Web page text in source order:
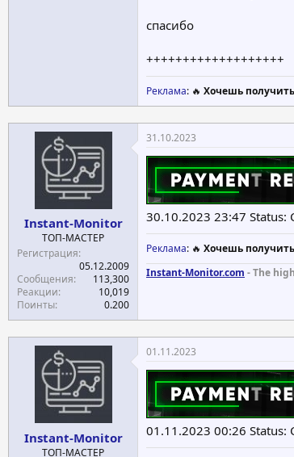
спасибо
+++++++++++++++++++
Реклама: 🔥 Хочешь
Instant-Monitor
ТОП-МАСТЕР
Регистрация
05.12.2009
Сообщения
113,300
Реакции
10,019
Поинты
0.200
31.10.2023
30.10.2023 23:47 Status:
Реклама: 🔥 Хочешь
Instant-Monitor.com - The
Instant-Monitor
ТОП-МАСТЕР
01.11.2023
01.11.2023 00:26 Status: